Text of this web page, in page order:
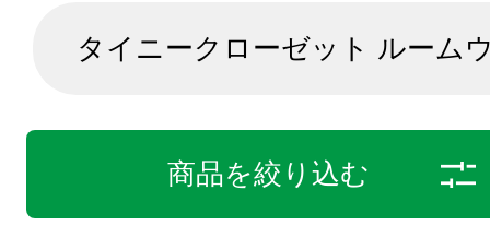
商品を絞り込む